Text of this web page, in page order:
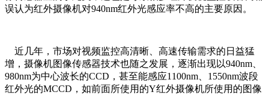
误认为红外摄像机对940nm红外光感应率不高的主要原因。
近几年，市场对视频监控高清晰、高速传输需求的日益猛
增，摄像机图像传感器技术也随之发展，逐渐出现以940nm、
980nm为中心波长的CCD，甚至能感应1100nm、1550nm波段
红外光的MCCD，如前面所使用的Y红外摄像机所使用的图像